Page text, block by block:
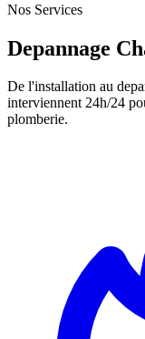
Nos Services
Depannage
De l'installation au
interviennent 24h/24
plomberie.